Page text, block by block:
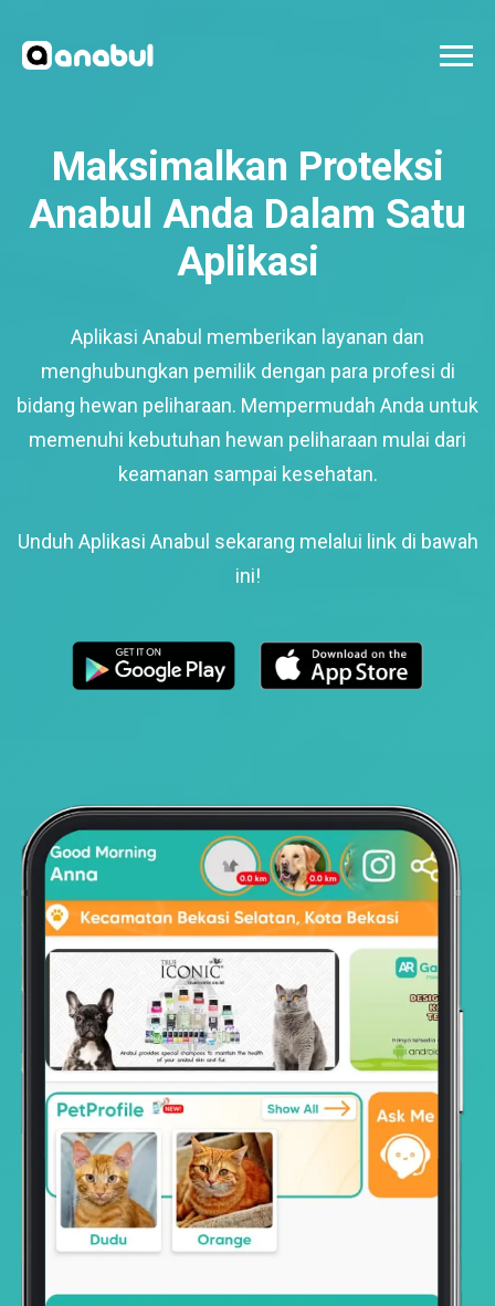
Maksimalkan Proteksi
Anabul Anda Dalam Satu
Aplikasi
Aplikasi Anabul memberikan layanan dan
menghubungkan pemilik dengan para profesi di
bidang hewan peliharaan. Mempermudah Anda untuk
memenuhi kebutuhan hewan peliharaan mulai dari
keamanan sampai kesehatan.
Unduh Aplikasi Anabul sekarang melalui link di bawah
ini!